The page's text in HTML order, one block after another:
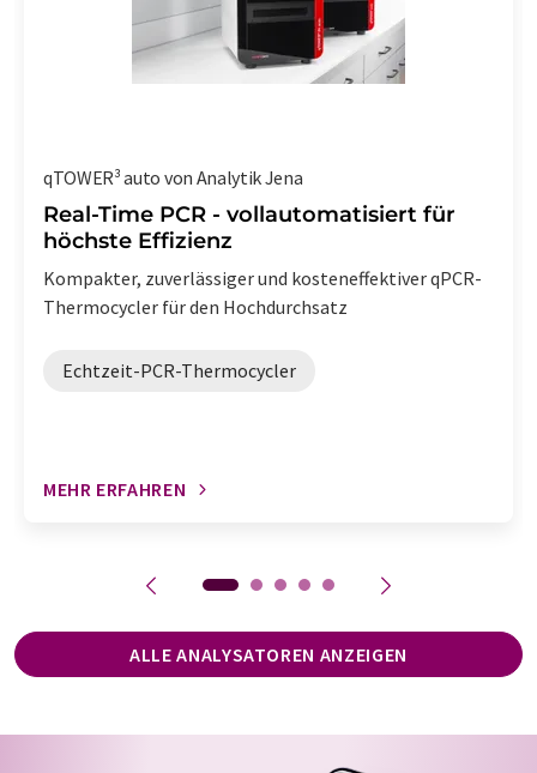
qTOWER³ auto von Analytik Jena
Real-Time PCR - vollautomatisiert für
höchste Effizienz
Kompakter, zuverlässiger und kosteneffektiver qPCR-
Thermocycler für den Hochdurchsatz
Echtzeit-PCR-Thermocycler
MEHR ERFAHREN
ALLE ANALYSATOREN ANZEIGEN